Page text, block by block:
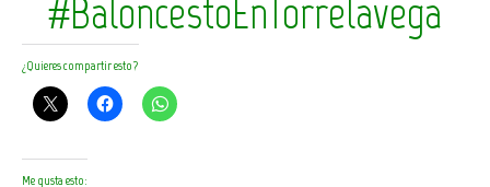
#BaloncestoEnTorrelavega
¿Quieres compartir esto?
Me gusta esto: